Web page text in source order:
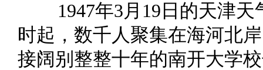
1947年3月19日的天津
时起，数千人聚集在海河北
接阔别整整十年的南开大学